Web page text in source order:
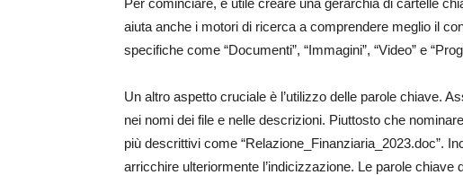
Per cominciare, è utile creare una gerarchia di cartelle
aiuta anche i motori di ricerca a comprendere meglio il
specifiche come “Documenti”, “Immagini”, “Video” e
Un altro aspetto cruciale è l’utilizzo delle parole chiave.
nei nomi dei file e nelle descrizioni. Piuttosto che
più descrittivi come “Relazione_Finanziaria_2023.doc”.
arricchire ulteriormente l’indicizzazione. Le parole